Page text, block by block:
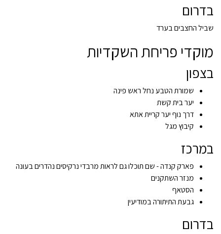
בדרום
שביל החצבים בערד
מוקדי פריחת השקדיות
בצפון
שמורת הטבע נחל ראש פינה
יער בית קשת
דרך נוף יער קריית אתא
קיבוץ מגל
במרכז
פארק קנדה - שם תוכלו גם לראות מרבדי נרקיסים נהדרים בעונה
מנזר השתקנים
הסטאף
גבעת התיתורה במודיעין
בדרום